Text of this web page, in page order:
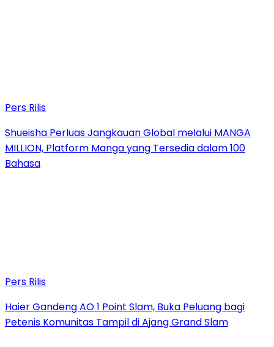
Pers Rilis
Shueisha Perluas Jangkauan Global melalui MANGA
MILLION, Platform Manga yang Tersedia dalam 100
Bahasa
Pers Rilis
Haier Gandeng AO 1 Point Slam, Buka Peluang bagi
Petenis Komunitas Tampil di Ajang Grand Slam